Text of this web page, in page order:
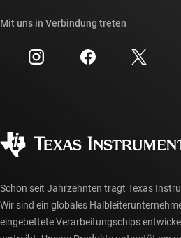
Investorenbeziehungen
Fertigung
Querverweis-Suche
Kundensupportzentrum
myTI-Konto FAQs
Häufig gestellte Fragen zu
Mit uns in Verbindung treten
Schon seit Jahrzehnten trägt Texas
Wir sind ein globales
eingebettete Verarbeitungschips